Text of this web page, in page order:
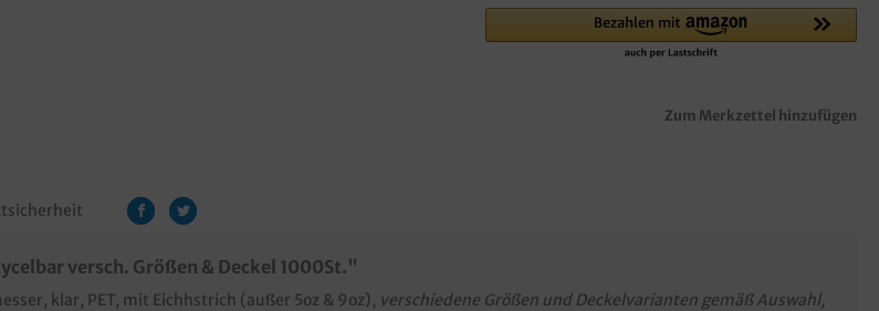
Zum Merkzettel hinzufügen
versch. Größen & Deckel 1000St."
klar, PET, mit Eichhstrich (außer 5oz & 9oz), verschiedene Größen und Deckelvarianten gemäß Auswahl,